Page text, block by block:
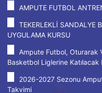
AMPUTE FUTBOL
TEKERLEKLİ SANDALYE
UYGULAMA KURSU
Ampute Futbol, Oturarak
Basketbol Liglerine
2026-2027 Sezonu
Takvimi